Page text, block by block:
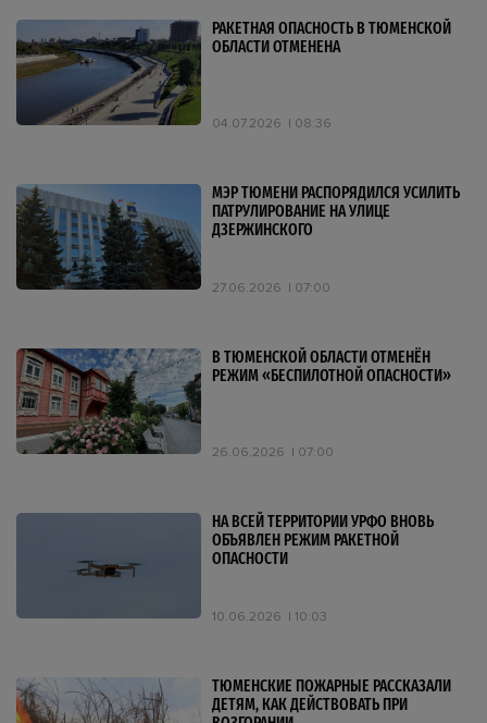
РАКЕТНАЯ ОПАСНОСТЬ В ТЮМЕНСКОЙ
ОБЛАСТИ ОТМЕНЕНА
04.07.2026 08:36
МЭР ТЮМЕНИ РАСПОРЯДИЛСЯ УСИЛИТЬ
ПАТРУЛИРОВАНИЕ НА УЛИЦЕ
ДЗЕРЖИНСКОГО
27.06.2026 07:00
В ТЮМЕНСКОЙ ОБЛАСТИ ОТМЕНЁН
РЕЖИМ «БЕСПИЛОТНОЙ ОПАСНОСТИ»
26.06.2026 07:00
НА ВСЕЙ ТЕРРИТОРИИ УРФО ВНОВЬ
ОБЪЯВЛЕН РЕЖИМ РАКЕТНОЙ
ОПАСНОСТИ
10.06.2026 10:03
ТЮМЕНСКИЕ ПОЖАРНЫЕ РАССКАЗАЛИ
ДЕТЯМ, КАК ДЕЙСТВОВАТЬ ПРИ